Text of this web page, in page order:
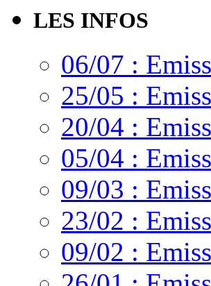
LES INFOS
06/07 :
25/05 :
20/04 :
05/04 :
09/03 :
23/02 :
09/02 :